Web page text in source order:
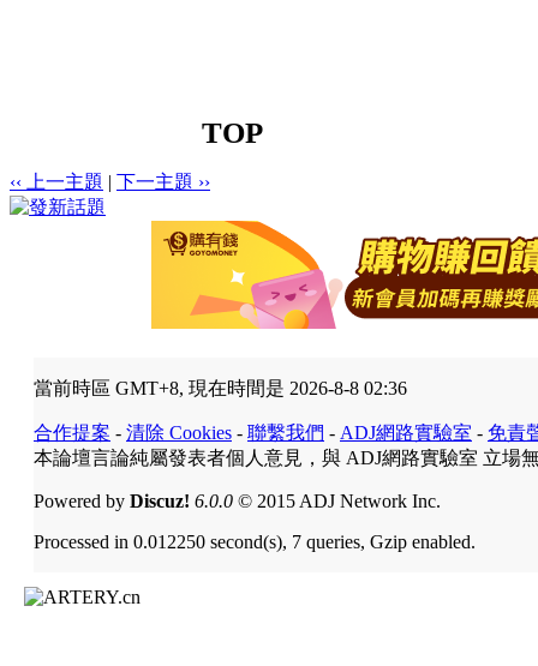
TOP
‹‹ 上一主題 | 下一主題 ››
當前時區 GMT+8, 現在時間是 2026-8-8 02:36
合作提案 - 清除 Cookies - 聯繫我們 - ADJ網路實驗室 - 免責
本論壇言論純屬發表者個人意見，與 ADJ網路實驗室 立場
Powered by Discuz! 6.0.0 © 2015 ADJ Network Inc.
Processed in 0.012250 second(s), 7 queries, Gzip enabled.